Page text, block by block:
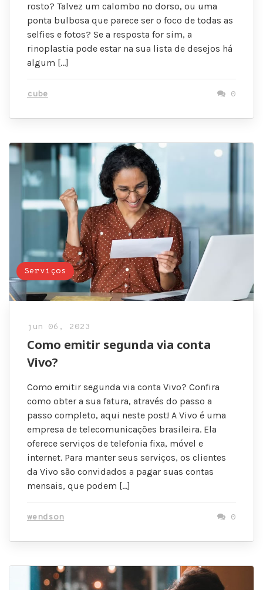
rosto? Talvez um calombo no dorso, ou uma
ponta bulbosa que parece ser o foco de todas as
selfies e fotos? Se a resposta for sim, a
rinoplastia pode estar na sua lista de desejos há
algum […]
cube 0
Serviços
jun 06, 2023
Como emitir segunda via conta
Vivo?
Como emitir segunda via conta Vivo? Confira
como obter a sua fatura, através do passo a
passo completo, aqui neste post! A Vivo é uma
empresa de telecomunicações brasileira. Ela
oferece serviços de telefonia fixa, móvel e
internet. Para manter seus serviços, os clientes
da Vivo são convidados a pagar suas contas
mensais, que podem […]
wendson 0